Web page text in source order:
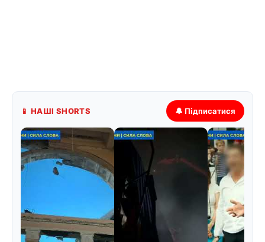
📱 НАШІ SHORTS 🔔 Підписатися